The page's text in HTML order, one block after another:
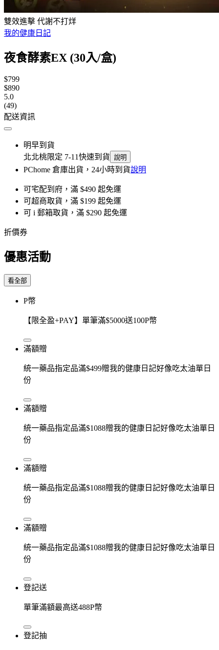
雙效進擊 代謝不打烊
我的健康日記
夜食酵素EX (30入/盒)
$799
$890
5.0
(49)
配送資訊
明早到貨
北北桃限定 7-11快速到貨 說明
PChome 倉庫出貨，24小時到貨說明
可宅配到府，滿 $490 起免運
可超商取貨，滿 $199 起免運
可 i 郵箱取貨，滿 $290 起免運
折價券
優惠活動
看全部
P幣
【限全盈+PAY】單筆滿$5000送100P幣
滿額贈
統一藥品指定品滿$499贈我的健康日記好像吃太油單日
份
滿額贈
統一藥品指定品滿$1088贈我的健康日記好像吃太油單日
份
滿額贈
統一藥品指定品滿$1088贈我的健康日記好像吃太油單日
份
滿額贈
統一藥品指定品滿$1088贈我的健康日記好像吃太油單日
份
登記送
單筆滿額最高送488P幣
登記抽